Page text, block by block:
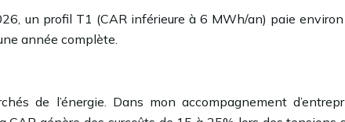
un profil T1 (CAR inférieure à 6 MWh/an) paie
année complète.
de l’énergie. Dans mon accompagnement